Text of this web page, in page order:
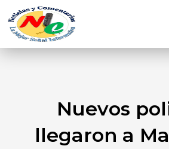
Nuevos
llegaron a